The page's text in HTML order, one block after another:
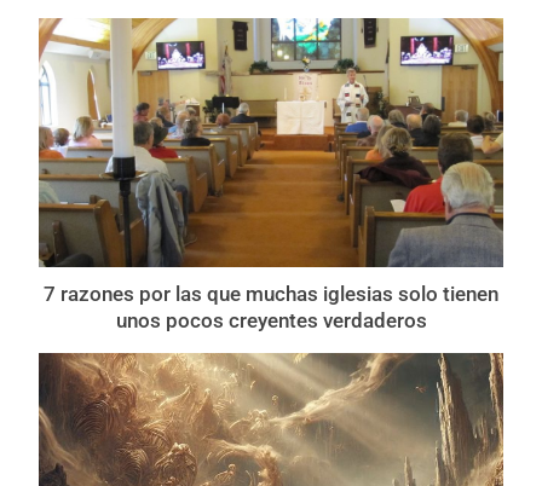
7 razones por las que muchas iglesias solo tienen
unos pocos creyentes verdaderos